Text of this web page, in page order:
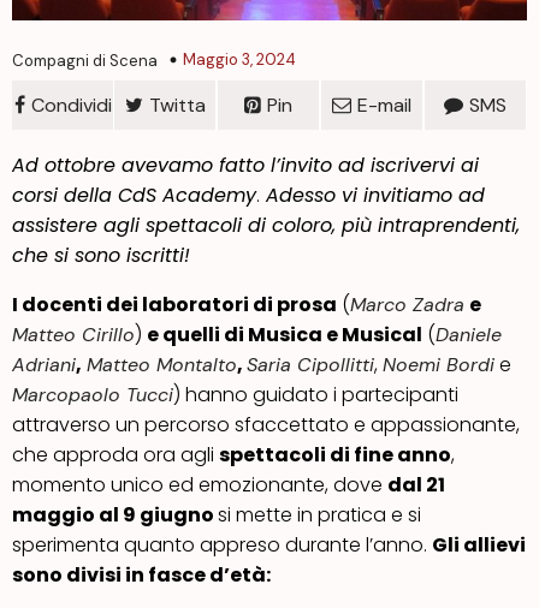
Compagni di Scena Maggio 3, 2024
Condividi Twitta Pin E-mail SMS
Ad ottobre avevamo fatto l’invito ad iscrivervi ai
corsi della CdS Academy. Adesso vi invitiamo ad
assistere agli spettacoli di coloro, più intraprendenti,
che si sono iscritti!
I docenti dei laboratori di prosa (Marco Zadra e
Matteo Cirillo) e quelli di Musica e Musical (Daniele
Adriani, Matteo Montalto,Saria Cipollitti,Noemi Bordie
Marcopaolo Tucci) hanno guidato i partecipanti
attraverso un percorso sfaccettato e appassionante,
che approda ora agli spettacoli di fine anno,
momento unico ed emozionante, dove dal 21
maggio al 9 giugnosi mette in pratica e si
sperimenta quanto appreso durante l’anno. Gli allievi
sono divisi in fasce d’età: